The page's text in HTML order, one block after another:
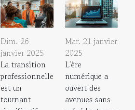
Dim. 26
janvier 2025
La transition
professionnelle
est un
tournant
Mar. 21 janvier
2025
L'ère
numérique a
ouvert des
avenues sans